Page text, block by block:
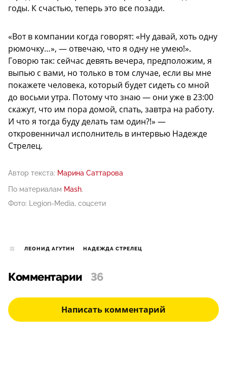
годы. К счастью, теперь это все позади.
«Вот в компании когда говорят: «Ну давай, хоть одну
рюмочку…», — отвечаю, что я одну не умею!».
Говорю так: сейчас девять вечера, предположим, я
выпью с вами, но только в том случае, если вы мне
покажете человека, который будет сидеть со мной
до восьми утра. Потому что знаю — они уже в 23:00
скажут, что им пора домой, спать, завтра на работу.
И что я тогда буду делать там один?!» —
откровенничал исполнитель в интервью Надежде
Стрелец.
Автор текста: Марина Саттарова
По материалам Mash.
Фото: Legion-Media, соцсети
ЛЕОНИД АГУТИН НАДЕЖДА СТРЕЛЕЦ
Комментарии 36
Написать комментарий